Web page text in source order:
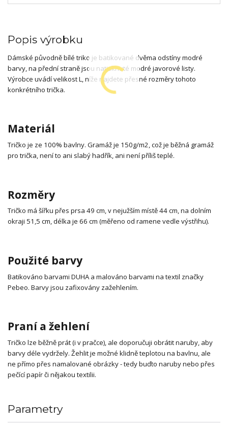
Popis výrobku
Dámské původně bílé triko je batikované dvěma odstíny modré
barvy, na přední straně jsou natisknuté modré javorové listy.
Výrobce uvádí velikost L, níže najdete přesné rozměry tohoto
konkrétního trička.
Materiál
Tričko je ze 100% bavlny. Gramáž je 150g/m2, což je běžná gramáž
pro trička, není to ani slabý hadřík, ani není příliš teplé.
Rozměry
Tričko má šířku přes prsa 49 cm, v nejužším místě 44 cm, na dolním
okraji 51,5 cm, délka je 66 cm (měřeno od ramene vedle výstřihu).
Použité barvy
Batikováno barvami DUHA a malováno barvami na textil značky
Pebeo. Barvy jsou zafixovány zažehlením.
Praní a žehlení
Tričko lze běžně prát (i v pračce), ale doporučuji obrátit naruby, aby
barvy déle vydržely. Žehlit je možné klidně teplotou na bavlnu, ale
ne přímo přes namalované obrázky - tedy buďto naruby nebo přes
pečící papír či nějakou textilii.
Parametry